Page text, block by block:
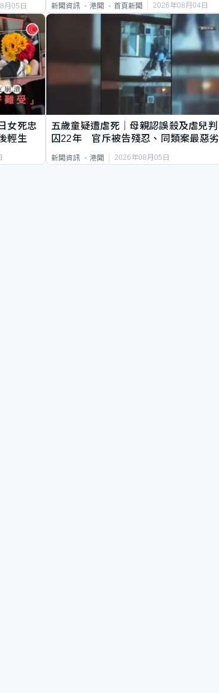
月05日 新聞資訊 港聞 首頁新聞 2026年08月04日
女死忠
輕生
五歲童疑遭虐死｜母親認誤殺及虐兒判
囚22年 官斥被告殘忍、同類案最惡劣
新聞資訊 港聞 2026年08月05日